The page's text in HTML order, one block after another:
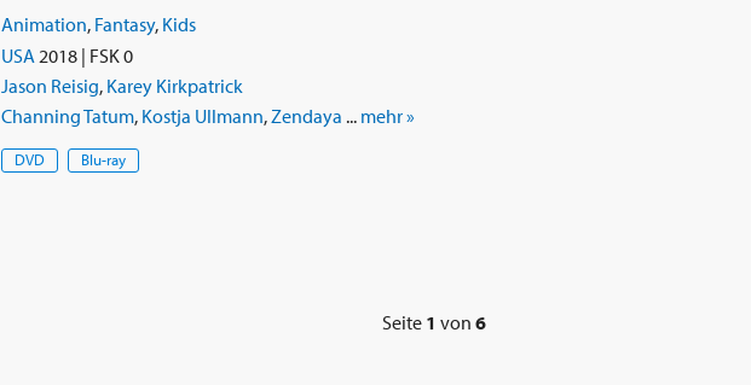
Animation, Fantasy, Kids
USA 2018 | FSK 0
Jason Reisig, Karey Kirkpatrick
Channing Tatum, Kostja Ullmann, Zendaya ... mehr »
DVD Blu-ray
Seite 1 von 6